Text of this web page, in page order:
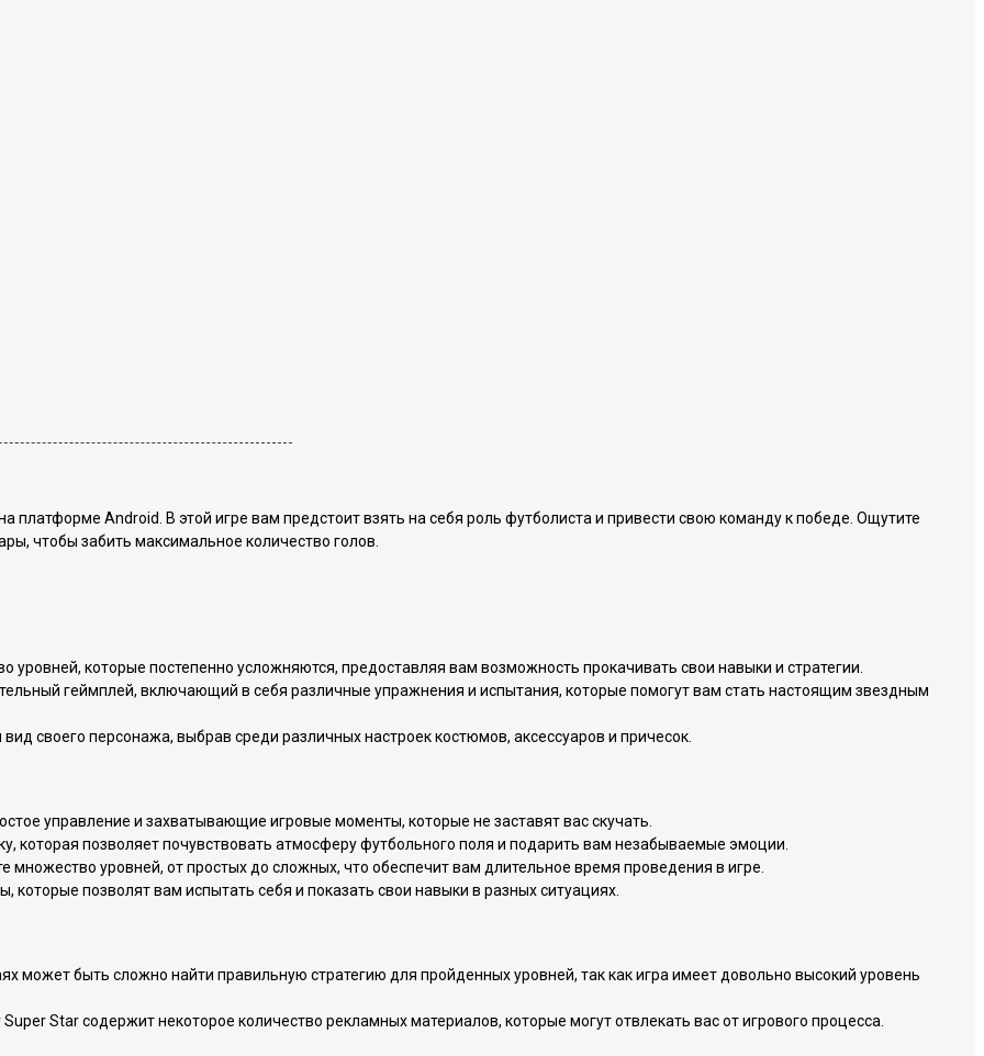
Android. В этой игре вам предстоит взять на себя роль футболиста и привести свою команду к победе. Ощутите
чтобы забить максимальное количество голов.
уровней, которые постепенно усложняются, предоставляя вам возможность прокачивать свои навыки и стратегии.
геймплей, включающий в себя различные упражнения и испытания, которые помогут вам стать настоящим звездным
своего персонажа, выбрав среди различных настроек костюмов, аксессуаров и причесок.
управление и захватывающие игровые моменты, которые не заставят вас скучать.
которая позволяет почувствовать атмосферу футбольного поля и подарить вам незабываемые эмоции.
уровней, от простых до сложных, что обеспечит вам длительное время проведения в игре.
позволят вам испытать себя и показать свои навыки в разных ситуациях.
может быть сложно найти правильную стратегию для пройденных уровней, так как игра имеет довольно высокий уровень
Star содержит некоторое количество рекламных материалов, которые могут отвлекать вас от игрового процесса.